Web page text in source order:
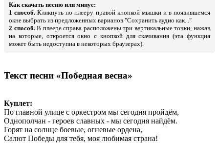
Как скачать песню или минус:
1 способ. Кликнуть по плееру правой кнопкой мышки и в появившемся
окне выбрать из предложенных варианов "Сохранить аудио как..."
2 способ.В плеере справа расположены три вертикальные точки, нажав
на которые, откроется окно с кнопкой для скачивания (эта функция
может быть недоступна в некоторых браузерах).
Текст песни «Победная весна»
Куплет:
По главной улице с оркестром мы сегодня пройдём,
Однополчан - героев славных - мы сегодня найдём.
Горят на солнце боевые, огневые ордена,
Салют Победы для тебя, моя любимая страна!